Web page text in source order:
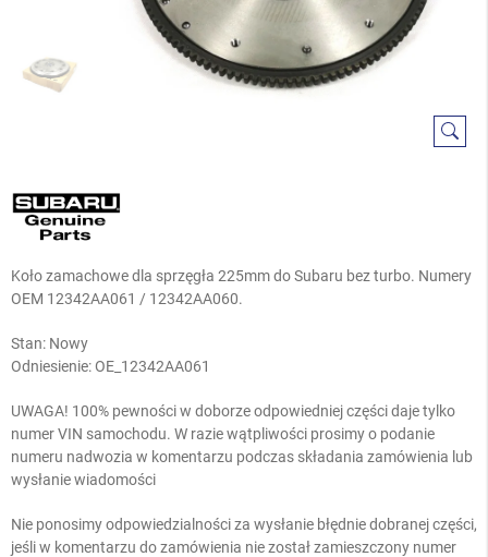
Koło zamachowe dla sprzęgła 225mm do Subaru bez turbo. Numery
OEM 12342AA061 / 12342AA060.
Stan: Nowy
Odniesienie:OE_12342AA061
UWAGA! 100% pewności w doborze odpowiedniej części daje tylko
numer VIN samochodu. W razie wątpliwości prosimy o podanie
numeru nadwozia w komentarzu podczas składania zamówienia lub
wysłanie wiadomości
Nie ponosimy odpowiedzialności za wysłanie błędnie dobranej części,
jeśli w komentarzu do zamówienia nie został zamieszczony numer